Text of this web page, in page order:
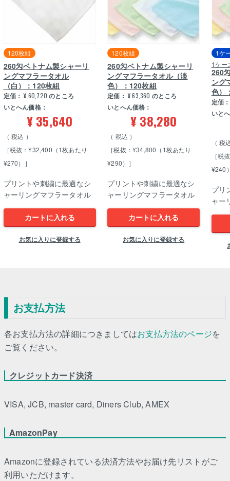
120枚組
260匁ベトナム製シャーリ
ングマフラータオル
（白）：120枚組
定価： ¥ 60,720 のところ
いとへん価格：
¥35,640
税込
［税抜：¥32,400（1枚あたり
¥270）］
プリントや刺繍に最適なシ
ャーリングマフラータオル
カートに入れる
お気に入りに登録する
120枚組
260匁ベトナム製シャーリ
ングマフラータオル（淡
色）：120枚組
定価： ¥ 63,360 のところ
いとへん価格：
¥38,280
税込
［税抜：¥34,800（1枚あたり
¥290）］
プリントや刺繍に最適なシ
ャーリングマフラータオル
カートに入れる
お気に入りに登録する
1ケ
1ケー
260
ング
色）
定価：
いと
税
［税
¥240
プリ
ャー
お支払方法
各お支払方法の詳細につきましてはお支払方法のページを
ご覧ください。
クレジットカード決済
VISA, JCB, master card, Diners Club, AMEX
AmazonPay
Amazonに登録されている決済方法やお届け先リストがご
利用いただけます。